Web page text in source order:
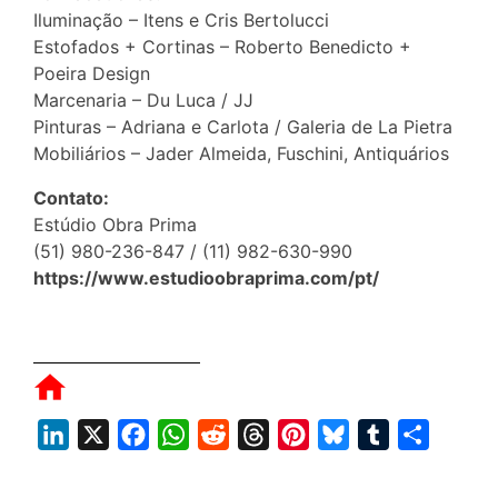
Iluminação – Itens e Cris Bertolucci
Estofados + Cortinas – Roberto Benedicto +
Poeira Design
Marcenaria – Du Luca / JJ
Pinturas – Adriana e Carlota / Galeria de La Pietra
Mobiliários – Jader Almeida, Fuschini, Antiquários
Contato:
Estúdio Obra Prima
(51) 980-236-847 / (11) 982-630-990
https://www.estudioobraprima.com/pt/
W